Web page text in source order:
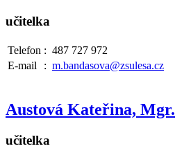
učitelka
Telefon : 487 727 972
E-mail
: m.bandasova@zsulesa.cz
Austová Kateřina, Mgr.
učitelka